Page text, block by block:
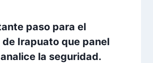
paso para el
Irapuato que panel
la seguridad.